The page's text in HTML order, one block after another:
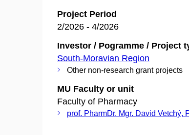
Project Period
2/2026 - 4/2026
Investor / Pogramme / Project
South-Moravian Region
Other non-research grant projects
MU Faculty or unit
Faculty of Pharmacy
prof. PharmDr. Mgr. David Vetchý,